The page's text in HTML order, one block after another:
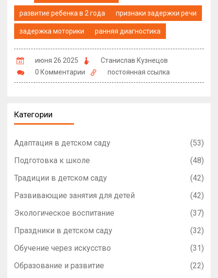
развитие ребенка в 2 года признаки задержки речи
задержка моторики ранняя диагностика
июня 26 2025
Станислав Кузнецов
0 Комментарии
постоянная ссылка
Категории
Адаптация в детском саду
(53)
Подготовка к школе
(48)
Традиции в детском саду
(42)
Развивающие занятия для детей
(42)
Экологическое воспитание
(37)
Праздники в детском саду
(32)
Обучение через искусство
(31)
Образование и развитие
(22)